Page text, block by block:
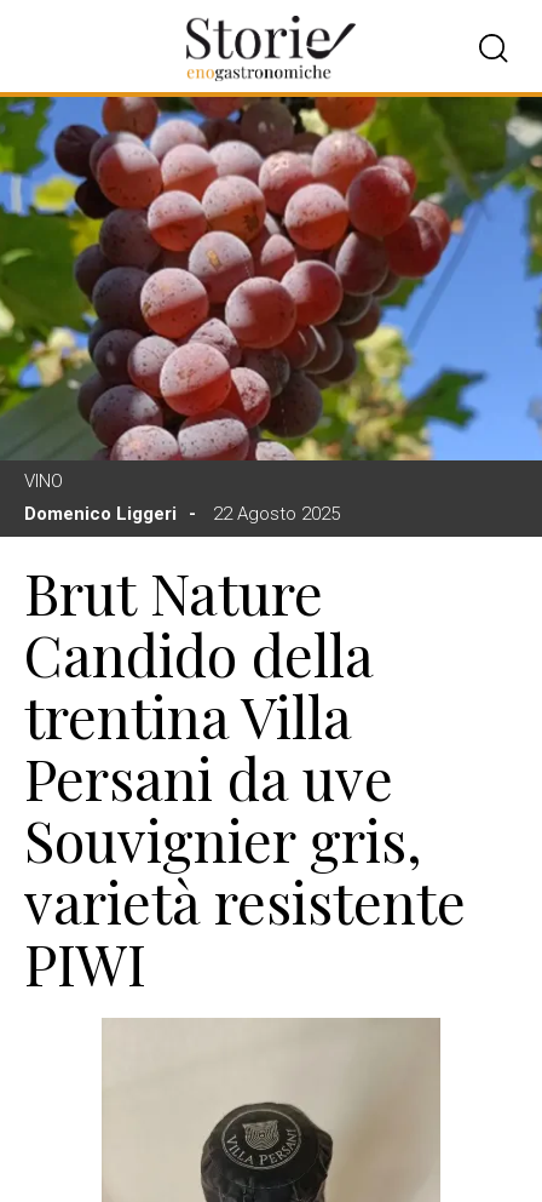
VINO
Domenico Liggeri
22 Agosto 2025
Brut Nature
Candido della
trentina Villa
Persani da uve
Souvignier gris,
varietà resistente
PIWI